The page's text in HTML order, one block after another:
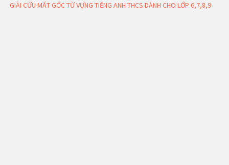
GIẢI CỨU MẤT GỐC TỪ VỰNG TIẾNG ANH THCS DÀNH CHO LỚP 6,7,8,9